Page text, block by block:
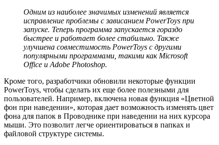
Одним из наиболее значимых изменений является
исправление проблемы с зависанием PowerToys при
запуске. Теперь программа запускается гораздо
быстрее и работает более стабильно. Также
улучшена совместимость PowerToys с другими
популярными программами, такими как Microsoft
Office и Adobe Photoshop.
Кроме того, разработчики обновили некоторые функции
PowerToys, чтобы сделать их еще более полезными для
пользователей. Например, включена новая функция «Цветной
фон при наведении», которая дает возможность изменять цвет
фона для папок в Проводнике при наведении на них курсора
мыши. Это позволит легче ориентироваться в папках и
файловой структуре системы.